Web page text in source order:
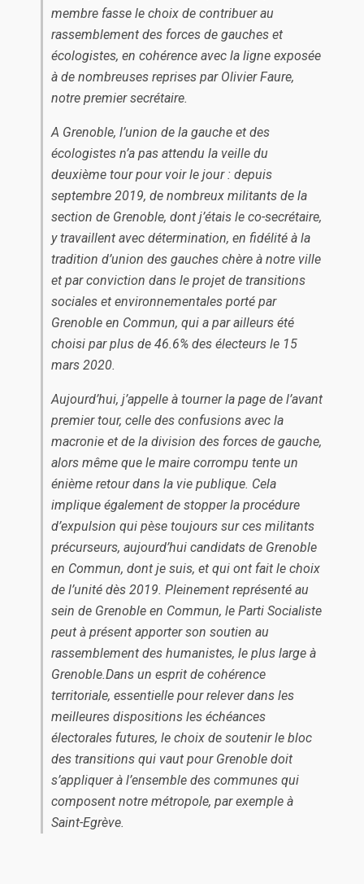
membre fasse le choix de contribuer au
rassemblement des forces de gauches et
écologistes, en cohérence avec la ligne exposée
à de nombreuses reprises par Olivier Faure,
notre premier secrétaire.
A Grenoble, l’union de la gauche et des
écologistes n’a pas attendu la veille du
deuxième tour pour voir le jour : depuis
septembre 2019, de nombreux militants de la
section de Grenoble, dont j’étais le co-se­crétaire,
y travaillent avec détermination, en fidélité à la
tradition d’union des gauches chère à notre ville
et par conviction dans le projet de transitions
sociales et environnementales porté par
Grenoble en Com­mun, qui a par ailleurs été
choisi par plus de 46.6% des électeurs le 15
mars 2020.
Aujourd’hui, j’appelle à tourner la page de l’avant
premier tour, celle des confusions avec la
macronie et de la division des forces de gauche,
alors même que le maire corrompu tente un
énième retour dans la vie publique. Cela
implique également de stopper la procédure
d’expulsion qui pèse toujours sur ces militants
précurseurs, aujourd’hui candidats de Grenoble
en Commun, dont je suis, et qui ont fait le choix
de l’unité dès 2019. Pleinement représenté au
sein de Grenoble en Commun, le Parti Socialiste
peut à présent ap­porter son soutien au
rassemblement des humanistes, le plus large à
Grenoble.Dans un esprit de cohérence
territoriale, essentielle pour relever dans les
meilleures dispositions les échéances
électorales futures, le choix de soutenir le bloc
des transitions qui vaut pour Grenoble doit
s’appliquer à l’ensemble des communes qui
composent notre métropole, par exemple à
Saint-Egrève.